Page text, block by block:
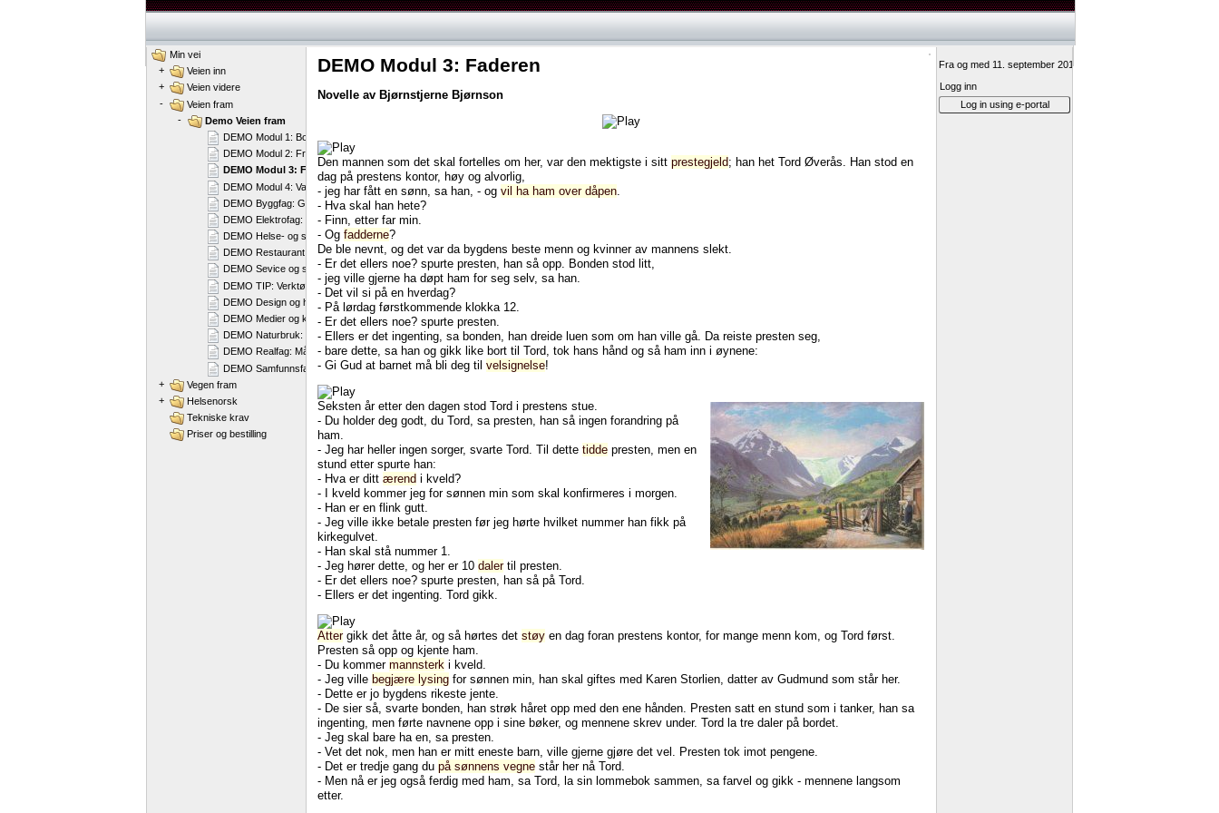
DEMO Modul 3: Faderen
Novelle av Bjørnstjerne Bjørnson
Den mannen som det skal fortelles om her, var den mektigste i sitt prestegjeld; han het Tord Øverås. Han stod en
dag på prestens kontor, høy og alvorlig,
- jeg har fått en sønn, sa han, - og vil ha ham over dåpen
- Hva skal han hete?
- Finn, etter far min.
- Og fadderne?
De ble nevnt, og det var da bygdens beste menn og kvinner av mannens slekt.
- Er det ellers noe? spurte presten, han så opp. Bonden stod litt,
- jeg ville gjerne ha døpt ham for seg selv, sa han.
- Det vil si på en hverdag?
- På lørdag førstkommende klokka 12.
- Er det ellers noe? spurte presten.
- Ellers er det ingenting, sa bonden, han dreide luen som om han ville gå. Da reiste presten seg,
- bare dette, sa han og gikk like bort til Tord, tok hans hånd og så ham inn i øynene:
- Gi Gud at barnet må bli deg til velsignelse!
Seksten år etter den dagen stod Tord i prestens stue.
- Du holder deg godt, du Tord, sa presten, han så ingen forandring på
ham.
- Jeg har heller ingen sorger, svarte Tord. Til dette tidde presten, men en
stund etter spurte han:
- Hva er ditt ærend i kveld?
- I kveld kommer jeg for sønnen min som skal konfirmeres i morgen.
- Han er en flink gutt.
- Jeg ville ikke betale presten før jeg hørte hvilket nummer han fikk på
kirkegulvet.
- Han skal stå nummer 1.
- Jeg hører dette, og her er 10 daler til presten.
- Er det ellers noe? spurte presten, han så på Tord.
- Ellers er det ingenting. Tord gikk.
Atter gikk det åtte år, og så hørtes det støy en dag foran prestens kontor, for mange menn kom, og Tord først.
Presten så opp og kjente ham.
- Du kommer mannsterk i kveld.
- Jeg ville begjære lysing for sønnen min, han skal giftes med Karen Storlien, datter av Gudmund som står her.
- Dette er jo bygdens rikeste jente.
- De sier så, svarte bonden, han strøk håret opp med den ene hånden. Presten satt en stund som i tanker, han sa
ingenting, men førte navnene opp i sine bøker, og mennene skrev under. Tord la tre daler på bordet.
- Jeg skal bare ha en, sa presten.
- Vet det nok, men han er mitt eneste barn, ville gjerne gjøre det vel. Presten tok imot pengene.
- Det er tredje gang du på sønnens vegne står her nå Tord.
- Men nå er jeg også ferdig med ham, sa Tord, la sin lommebok sammen, sa farvel og gikk - mennene langsom
etter.
Min vei
+
Veien inn
+
Veien videre
-
Veien fram
-
Demo Veien fram
DEMO Modul 1: Bonden og kråka
DEMO Modul 2: Fredssang
DEMO Modul 3: Faderen
DEMO Modul 4: Varg Veum
DEMO Byggfag: Gammel norsk byggetradisjon
DEMO Elektrofag: Verktøy
DEMO Helse- og sosialfag: Episode
DEMO Restaurant og matfag: Lutefisk
DEMO Sevice og samferdsel: Kontormedarbeider
DEMO TIP: Verktøy
DEMO Design og håndverk: Skisser og skiseteknikk
DEMO Medier og kommunikasjon
DEMO Naturbruk: Friluftsliv, jakt og fiske
DEMO Realfag: Måleenheter
DEMO Samfunnsfag: Kjønnsroller
+
Vegen fram
+
Helsenorsk
Tekniske krav
Priser og bestilling
Fra og med 11. september 2017 vil innlogging til Min vei-
Logg inn
Log in using e-portal